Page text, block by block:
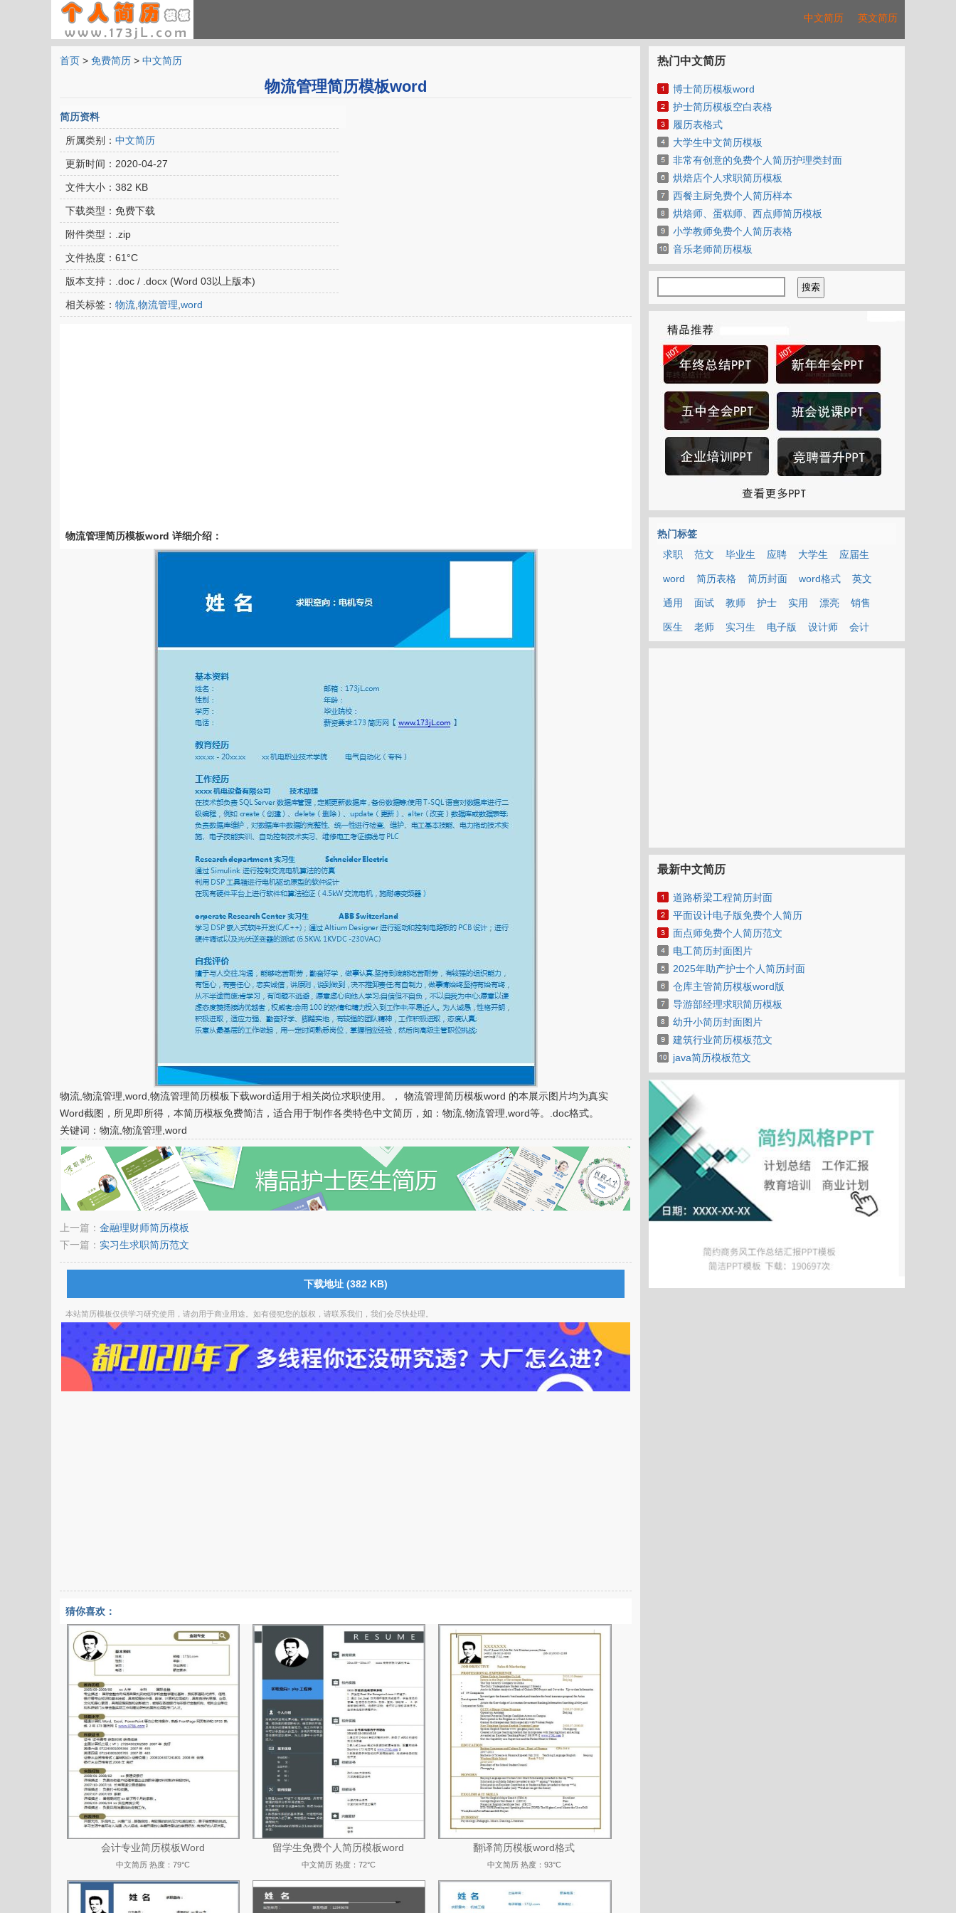
中文简历 英文简历
首页 > 免费简历 > 中文简历
物流管理简历模板word
简历资料
所属类别： 中文简历
更新时间： 2020-04-27
文件大小： 382 KB
下载类型： 免费下载
附件类型： .zip
文件热度： 61°C
版本支持： .doc / .docx (Word 03以上版本)
相关标签： 物流 物流管理 word
物流管理简历模板word 详细介绍：
物流,物流管理,word,物流管理简历模板下载word适用于相关岗位求职使用。， 物流管理简历模板word 的本展示图片均为真实
Word截图，所见即所得，本简历模板免费简洁，适合用于制作各类特色中文简历，如：物流,物流管理,word等。.doc格式。
关键词：物流,物流管理,word
上一篇： 金融理财师简历模板
下一篇： 实习生求职简历范文
下载地址 (382 KB)
本站简历模板仅供学习研究使用，请勿用于商业用途。如有侵犯您的版权，请联系我们，我们会尽快处理。
猜你喜欢：
会计专业简历模板Word
中文简历热度：79°C
留学生免费个人简历模板word
中文简历热度：72°C
翻译简历模板word格式
中文简历热度：93°C
热门中文简历
博士简历模板word
护士简历模板空白表格
履历表格式
大学生中文简历模板
非常有创意的免费个人简历护理类封面
烘焙店个人求职简历模板
西餐主厨免费个人简历样本
烘焙师、蛋糕师、西点师简历模板
小学教师免费个人简历表格
音乐老师简历模板
热门标签
求职
范文 毕业生 应聘 大学生 应届生
word 简历表格 简历封面 word格式 英文
通用 面试 教师 护士 实用 漂亮 销售
医生 老师 实习生 电子版 设计师 会计
最新中文简历
道路桥梁工程简历封面
平面设计电子版免费个人简历
面点师免费个人简历范文
电工简历封面图片
2025年助产护士个人简历封面
仓库主管简历模板word版
导游部经理求职简历模板
幼升小简历封面图片
建筑行业简历模板范文
java简历模板范文